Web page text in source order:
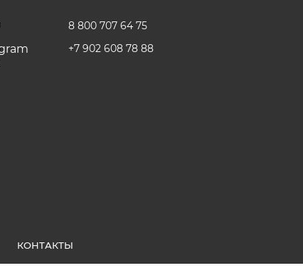
8 800 707 64 75
+7 902 608 78 88
КОНТАКТЫ